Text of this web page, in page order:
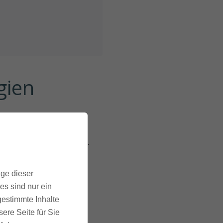
dem Weg räumen.
Influencer mit
dieser
sind nur ein
Inhalte
Seite für Sie